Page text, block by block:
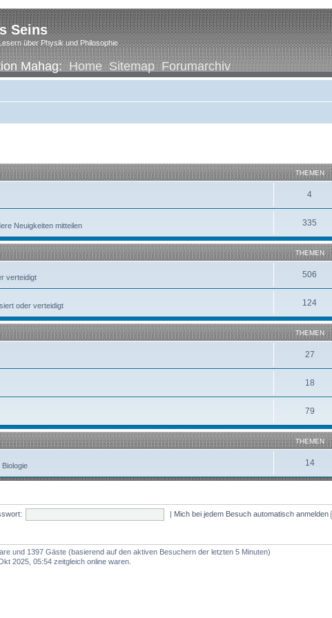
Seins
über Physik und Philosophie
Mahag:Home Sitemap Forumarchiv
THEMEN
4
Neuigkeiten mitteilen 335
THEMEN
verteidigt 506
oder verteidigt 124
THEMEN
27
18
79
THEMEN
14
| Mich bei jedem Besuch automatisch anmelden
und 1397 Gäste (basierend auf den aktiven Besuchern der letzten 5 Minuten)
2025, 05:54 zeitgleich online waren.